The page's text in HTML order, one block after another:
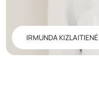
IRMUNDA KIZLAITIENĖ